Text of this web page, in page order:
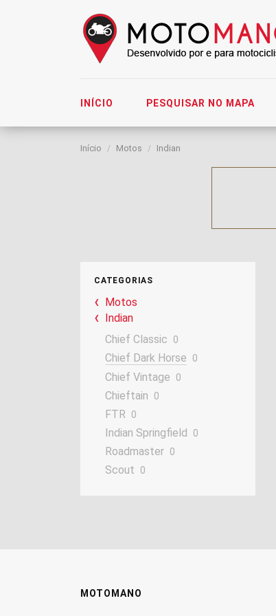
INÍCIO PESQUISAR NO MAPA
Início Motos Indian
CATEGORIAS
Motos
Indian
Chief Classic
0
Chief Dark Horse 0
Chief Vintage 0
Chieftain 0
FTR 0
Indian Springfield 0
Roadmaster 0
Scout 0
MOTOMANO